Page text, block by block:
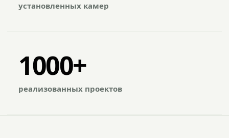
установленных камер
1000+
реализованных проектов